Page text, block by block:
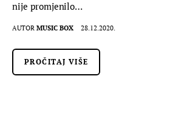
nije promjenilo…
AUTOR MUSIC BOX 28.12.2020.
PROČITAJ VIŠE